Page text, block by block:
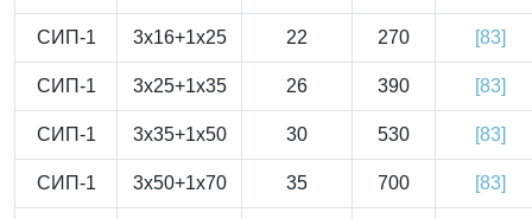
СИП-1 3x16+1x25 22 270 [83]
СИП-1 3x25+1x35 26 390 [83]
СИП-1 3x35+1x50 30 530 [83]
СИП-1 3x50+1x70 35 700 [83]